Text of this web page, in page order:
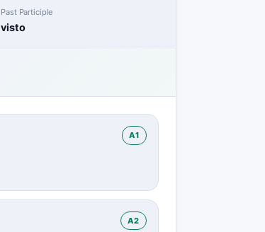
Past Participle
visto
A1
A2